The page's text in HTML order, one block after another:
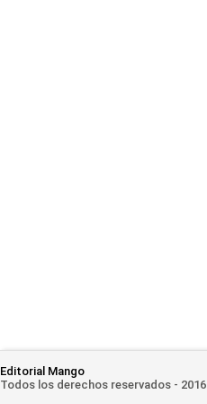
Editorial Mango
Todos los derechos reservados - 2016